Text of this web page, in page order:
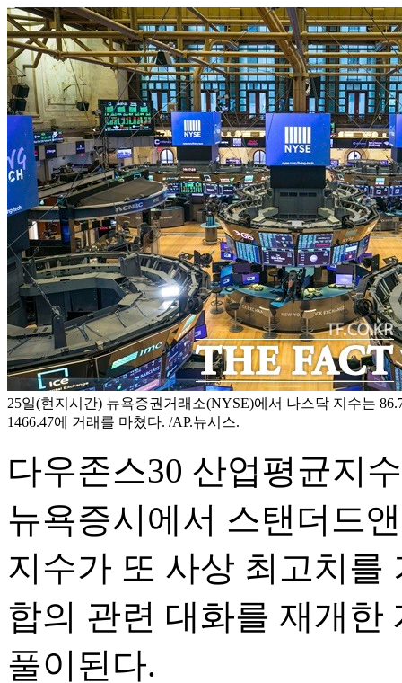
25일(현지시간) 뉴욕증권거래소(NYSE)에서 나스닥 지수는
1466.47에 거래를 마쳤다. /AP.뉴시스.
다우존스30 산업평균지
뉴욕증시에서 스탠더드
지수가 또 사상 최고치를
합의 관련 대화를 재개한
풀이된다.